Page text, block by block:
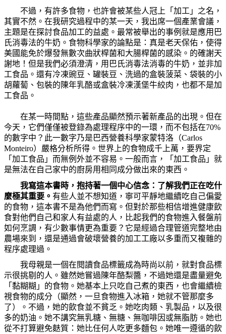
不過，有許多食物，也許會被某些人冠上「加工」之名，
其實不然。在我研究過程中的某一天，我出席一個產業會議，
主題是在探討食品加工的益處。最常被舉出的事例就是應用巴
氏消毒法的牛奶。食物科學家的論點是：真是老天保佑，使得
美國能免於爆發無數次曲狀桿菌和大腸桿菌的感染。的確謝天
謝地！但是我們必須澄清，用巴氏消毒法消毒的牛奶，並非加
工食品。還有冷凍豌豆、罐裝豆、洗過的盒裝菠菜、袋裝的小
胡蘿蔔、包裝的陳年乳酪或盒裝冷凍漢堡牛絞肉，也都不是加
工食品。
在某一時間點，這些產品顯然預示著新產品的出現。但在
今天，它們僅僅被登錄為處理程序中的一環，而不包括在70%
的數字中？此一數字乃是巴西營養科學家蒙特洛（Carlos
Monteiro）嚴格分析所得。世界上的食物成千上萬，要界定
「加工食品」而無例外並不容易。一般而言，「加工食品」就
是無法在自己家中的廚房用相同成分做出來的東西。
我寫這本書時，抱持著一個中心信念：了解我們正在吃什
麼極其重要。 有些人並不想知道，寧可平靜地繼續吃自己偏愛
的食物，這本書不是為他們而寫。但對於那些相信增進健康飲
食對他們自己和家人有益處的人，比起我們的食物進入餐盤前
如何烹調，有少數事情更為重要？它是經過合理管道完整地由
農場來到，還是通過會破壞營養的加工工廠以多重而又複雜的
程序處理過。
我母親是一個在閱讀食品標籤成為時尚以前，就對食品標
示很挑剔的人。雖然她嘗過陳年酪梨醬，不過她還是盡量避免
「黏糊糊」的食物。她基本上只吃自己煮的東西，也會繼續檢
視食物的成分（顯然，一旦食物進入冰箱，她就不管那麼多
了）。不過，她的飲食並不貧乏。她吃肉類、乳製品，以及很
多的奶油。她不講究無乳糖、無糖、無咖啡因或無脂肪。她也
從不打算避免麩質：她比任何人吃更多麵包。她唯一遵循的飲